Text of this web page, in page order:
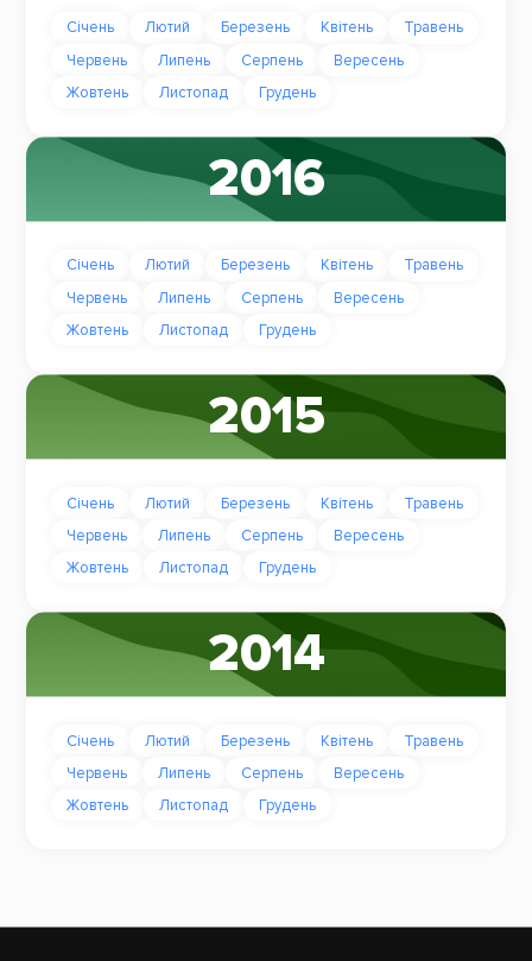
Січень Лютий Березень Квітень
Травень
Червень
Липень Серпень
Вересень
Жовтень
Листопад Грудень
2016
Січень Лютий Березень Квітень
Травень
Червень
Липень Серпень
Вересень
Жовтень
Листопад Грудень
2015
Січень Лютий Березень Квітень
Травень
Червень
Липень Серпень
Вересень
Жовтень
Листопад Грудень
2014
Січень Лютий Березень Квітень
Травень
Червень
Липень Серпень
Вересень
Жовтень
Листопад Грудень